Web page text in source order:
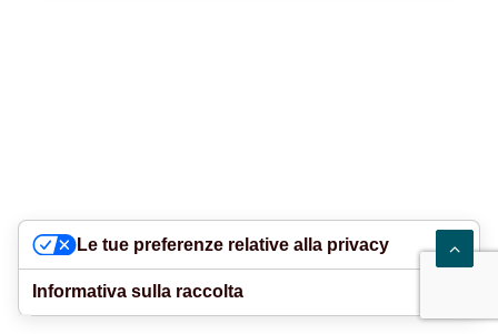
Le tue preferenze relative alla privacy
Informativa sulla raccolta